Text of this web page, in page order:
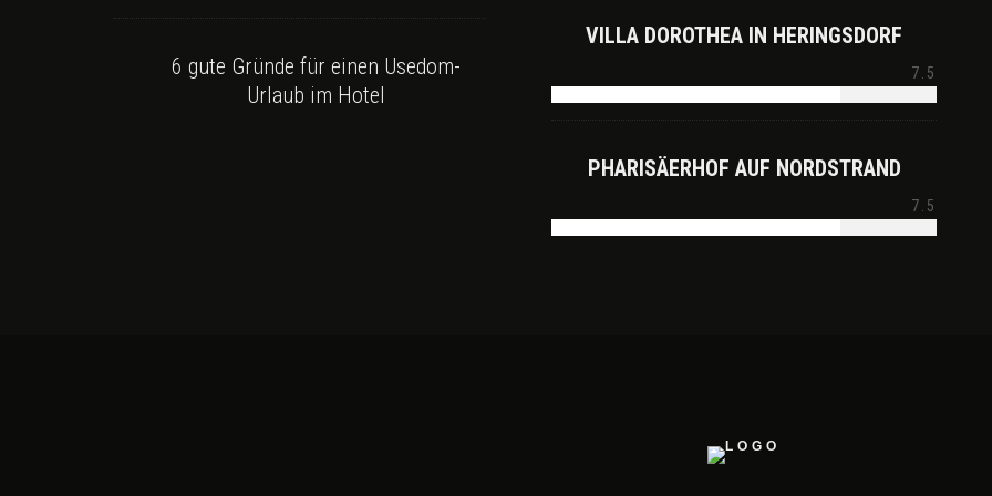
6 gute Gründe für einen Usedom-
Urlaub im Hotel
VILLA DOROTHEA IN HERINGSDORF
7.5
PHARISÄERHOF AUF NORDSTRAND
7.5